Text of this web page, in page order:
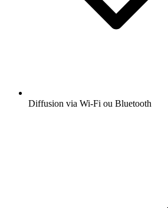
Diffusion via Wi-Fi ou Bluetooth